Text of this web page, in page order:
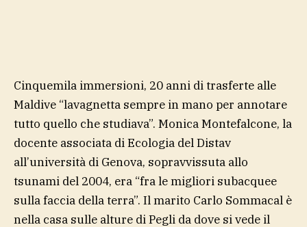
Cinquemila immersioni, 20 anni di trasferte alle
Maldive “lavagnetta sempre in mano per annotare
tutto quello che studiava”. Monica Montefalcone, la
docente associata di Ecologia del Distav
all’università di Genova, sopravvissuta allo
tsunami del 2004, era “fra le migliori subacquee
sulla faccia della terra”. Il marito Carlo Sommacal è
nella casa sulle alture di Pegli da dove si vede il